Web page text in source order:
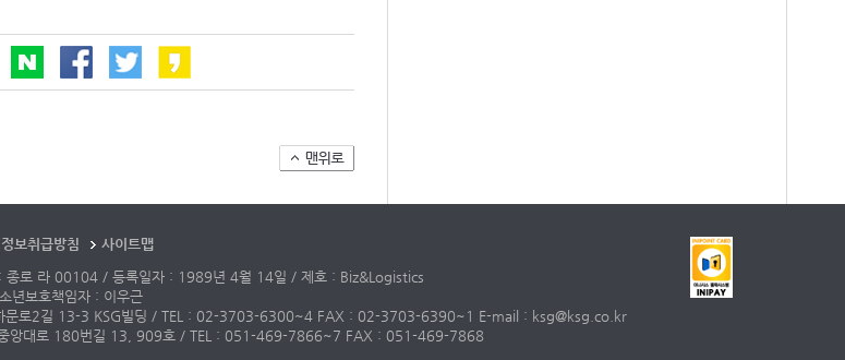
보취급방침
사이트맵
종로 라 00104 / 등록일자 : 1989년 4월 14일 / 제호 : Biz&Logistics
년보호책임자 : 이우근
문로2길 13-3 KSG빌딩 / TEL : 02-3703-6300~4 FAX : 02-3703-6390~1 E-mail : ksg@ksg.co.kr
중앙대로 180번길 13, 909호 / TEL : 051-469-7866~7 FAX : 051-469-7868